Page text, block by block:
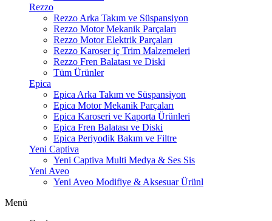
Rezzo
Rezzo Arka Takım ve Süspansiyon
Rezzo Motor Mekanik Parçaları
Rezzo Motor Elektrik Parçaları
Rezzo Karoser iç Trim Malzemeleri
Rezzo Fren Balatası ve Diski
Tüm Ürünler
Epica
Epica Arka Takım ve Süspansiyon
Epica Motor Mekanik Parçaları
Epica Karoseri ve Kaporta Ürünleri
Epica Fren Balatası ve Diski
Epica Periyodik Bakım ve Filtre
Yeni Captiva
Yeni Captiva Multi Medya & Ses Sis
Yeni Aveo
Yeni Aveo Modifiye & Aksesuar Ürünl
Menü